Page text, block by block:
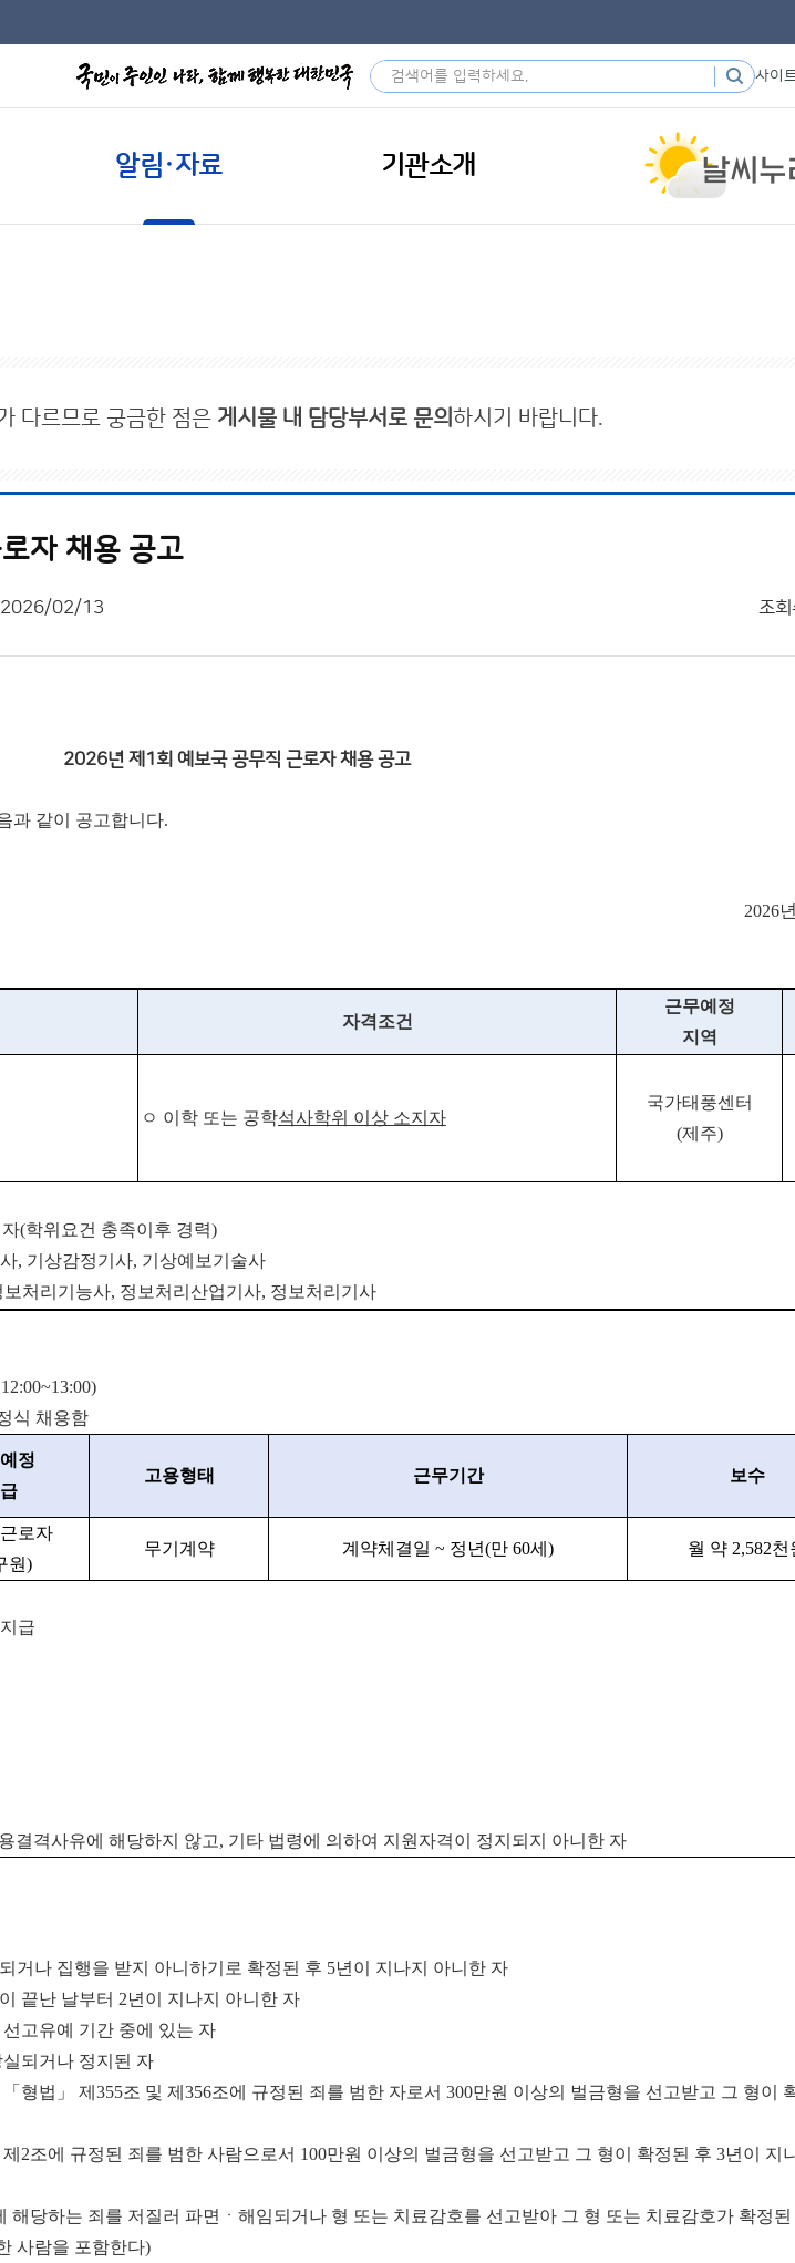
사이
알림·자료 기관소개
다르므로 궁금한 점은 게시물 내 담당부서로 문의하시기 바랍니다.
자 채용 공고
2026/02/13 조회
2026년 제1회 예보국 공무직 근로자 채용 공고
과 같이 공고합니다.
2026
자격조건
근무예정
지역
ㅇ 이학 또는 공학석사학위 이상 소지자
국가태풍센터
(제주)
(학위요건 충족이후 경력)
, 기상감정기사, 기상예보기술사
보처리기능사, 정보처리산업기사, 정보처리기사
식 채용함
정
고용형태 근무기간 보수
로자
원)
무기계약 계약체결일 ~ 정년(만 60세) 월 약 2,582천
급
격사유에 해당하지 않고, 기타 법령에 의하여 지원자격이 정지되지 아니한 자
거나 집행을 받지 아니하기로 확정된 후 5년이 지나지 아니한 자
끝난 날부터 2년이 지나지 아니한 자
고유예 기간 중에 있는 자
되거나 정지된 자
「 형법 」 제 355조 및 제 356조에 규정된 죄를 범한 자로서 300만원 이상의 벌금형을 선고받고 그 형이
제 2조에 규정된 죄를 범한 사람으로서 100만원 이상의 벌금형을 선고받고 그 형이 확정된 후 3년이 지
해당하는 죄를 저질러 파면ㆍ해임되거나 형 또는 치료감호를 선고받아 그 형 또는 치료감호가 확정된
사람을 포함한다)